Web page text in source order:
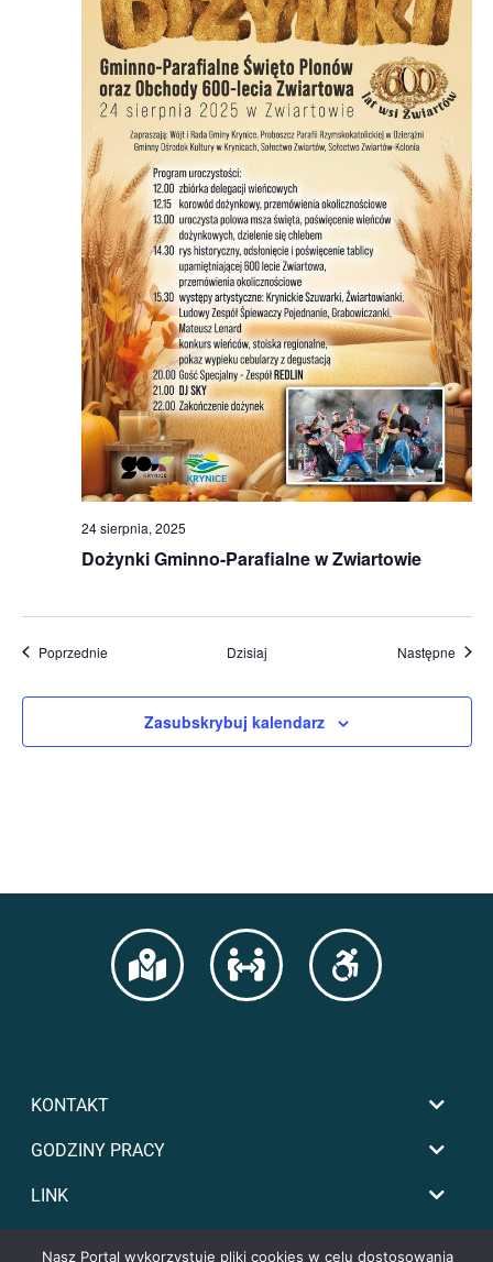
Dożynki Gminno-Parafialne w Zwiartowie
24 sierpnia, 2025
PoprzednieWydarzenia Dzisiaj Następne
Zasubskrybuj kalendarz
KONTAKT
GODZINY PRACY
LINK
Nasz Portal wykorzystuje pliki cookies w celu dostosowania